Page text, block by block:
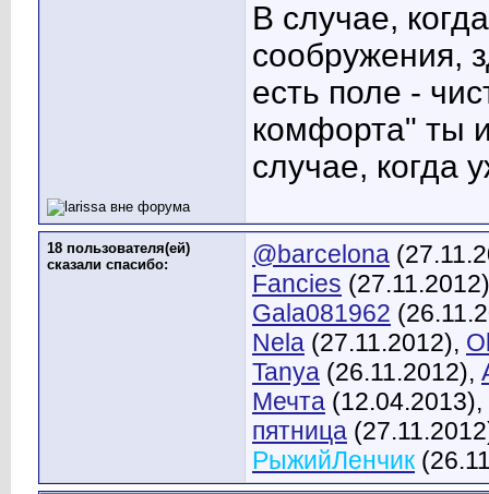
В случае,
сообружения,
есть поле -
комфорта" ты
случае, когда
18 пользователя(ей)
сказали cпасибо:
@barcelona
Fancies
Gala081962
Nela (27.11.2012),
Tanya (26.11.2012),
Мечта (12.04.2013),
пятница
РыжийЛенчик